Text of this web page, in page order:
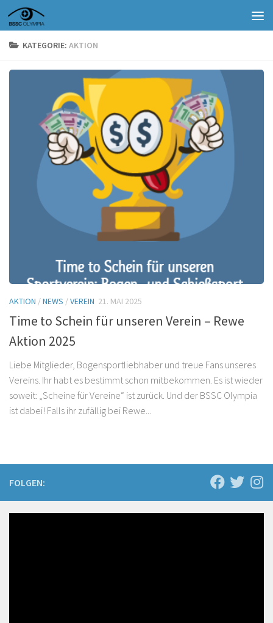
Zum Inhalt springen
KATEGORIE: AKTION
AKTION /NEWS /VEREIN 21. MAI 2025
Time to Schein für unseren Verein – Rewe
Aktion 2025
Liebe Mitglieder, Bogensportliebhaber und treue Fans unseres
Vereins. Ihr habt es bestimmt schon mitbekommen. Es ist wieder
soweit: „Scheine für Vereine“ ist zurück. Und der BSSC Olympia
ist dabei! Falls ihr zufällig bei Rewe...
FOLGEN: